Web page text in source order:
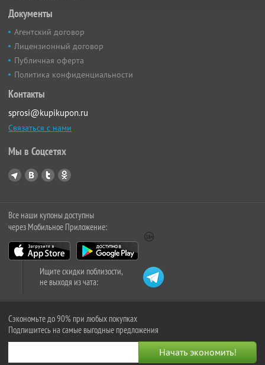
Документы
Агентский договор
Лицензионный договор
Публичная оферта
Политика конфиденциальности
Контакты
sprosi@kupikupon.ru
Связаться с нами
Мы в Соцсетях
Все наши купоны доступны
через Мобильное Приложение:
Ищите скидки поблизости,
не выходя из чата:
Сэкономьте до 90% при любых покупках
Подпишитесь на самые выгодные предложения